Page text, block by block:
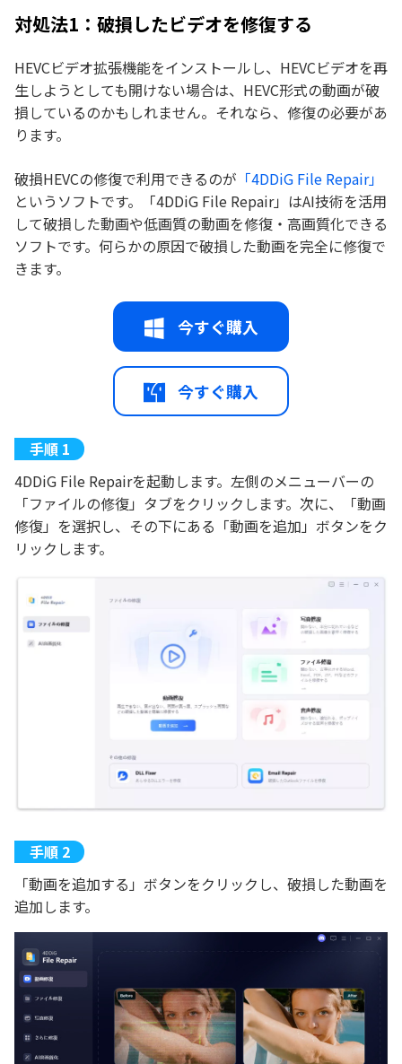
対処法1：破損したビデオを修復する
HEVCビデオ拡張機能をインストールし、HEVCビデオを再
生しようとしても開けない場合は、HEVC形式の動画が破
損しているのかもしれません。それなら、修復の必要があ
ります。
破損HEVCの修復で利用できるのが 「4DDiG File Repair」
というソフトです。「4DDiG File Repair」はAI技術を活用
して破損した動画や低画質の動画を修復・高画質化できる
ソフトです。何らかの原因で破損した動画を完全に修復で
きます。
今すぐ購入
今すぐ購入
4DDiG File Repairを起動します。左側のメニューバーの
「ファイルの修復」タブをクリックします。次に、「動画
修復」を選択し、その下にある「動画を追加」ボタンをク
リックします。
「動画を追加する」ボタンをクリックし、破損した動画を
追加します。